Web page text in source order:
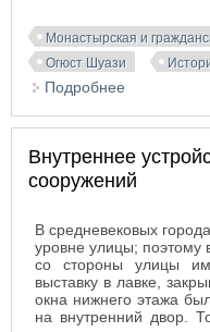
Монастырская и
Огюст Шуази
Подробнее
Внутреннее
сооружений
В средневековых
уровне улицы; поэтому
со стороны улицы
выставку в лавке,
окна нижнего этажа
на внутренний двор.